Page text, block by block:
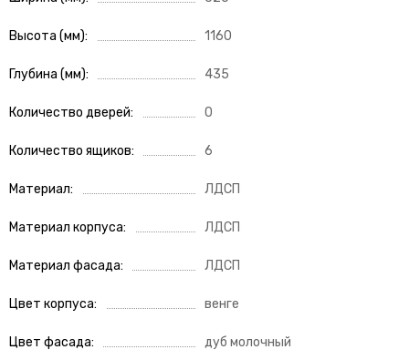
Высота (мм) 1160
Глубина (мм) 435
Количество дверей 0
Количество ящиков 6
Материал ЛДСП
Материал корпуса ЛДСП
Материал фасада ЛДСП
Цвет корпуса венге
Цвет фасада дуб молочный